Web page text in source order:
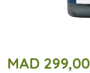
MAD 299,00